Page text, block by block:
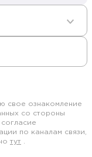
свое ознакомление
со стороны
по каналам связи,
тут